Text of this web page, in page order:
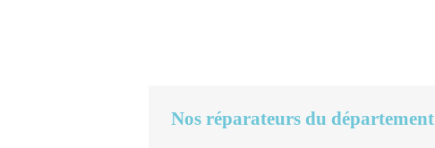
Nos réparateurs du département